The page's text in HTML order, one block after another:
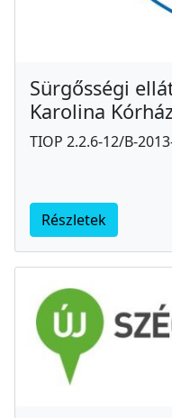
Sürgősségi
Karolina
TIOP 2.2.6-12/B-
Részletek